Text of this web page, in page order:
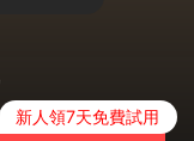
新人領7天免費試用